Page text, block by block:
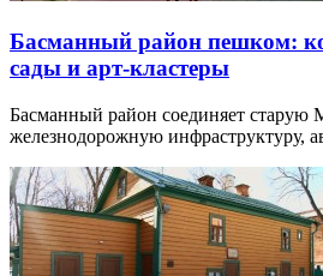
Басманный район пешком:
сады и арт-кластеры
Басманный район соединяет старую
железнодорожную инфраструктуру,